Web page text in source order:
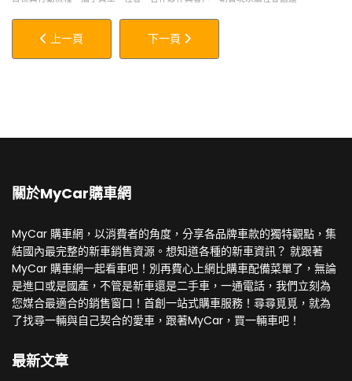
上一篇文章: 全新3M™ 車漆保護膜高光 150 系列 掀頂級烤漆保
上一頁 下一篇文章: 交通部「淨零移動 ∞ 智慧共
下一頁
關於MyCar購車網
MyCar 購車網，以消費者的角度，分享各品牌車款的獨特觀點，集
結國內最完整的新車銷售資源。想知道各種的新車資訊？ 就跟著
MyCar 購車網一起看車吧！別再費心上網比購車配備菜單了，無論
是進口或是國產，不管是新車還是二手車，一通電話，我們立刻為
您媒合最適合的銷售窗口！首創一站式購車服務！尋尋覓覓，就為
了找尋一輛與自己契合的愛車，跟著MyCar，買一輛車吧！
最新文章